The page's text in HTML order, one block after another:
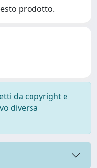
prodotto.
da copyright e
diversa